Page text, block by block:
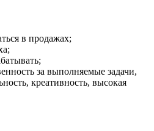
в продажах;
за выполняемые задачи,
креативность, высокая